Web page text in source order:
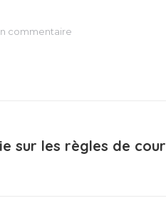
commentaire
sur les règles de